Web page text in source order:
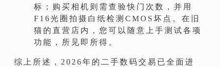
标；购买相机则需查验快门次数，并用
F16光圈拍摄白纸检测CMOS坏点。在旧
猫的直营店内，您可以随意上手测试各项
功能，所见即所得。
综上所述，2026年的二手数码交易已全面进